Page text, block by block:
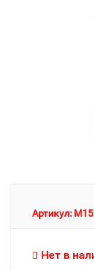
Артикул:
Нет в